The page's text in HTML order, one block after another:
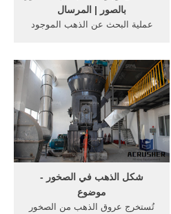
بالصور | المرسال
عملية البحث عن الذهب الموجود
الحروب و النكسات أو أوقات
الهجرات المختلفة لأي سبب كان،
فكان الناس يجمعون كل ما يمتلكونه
من قطع أثرية وتماثيل مختلفة، و
غالبا تكون ...
شكل الذهب في الصخور -
موضوع
تُستخرج عروق الذهب من الصخور